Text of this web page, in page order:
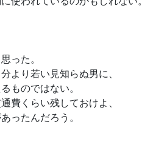
った。
より若い見知らぬ男に、
ものではない。
費くらい残しておけよ、
ったんだろう。